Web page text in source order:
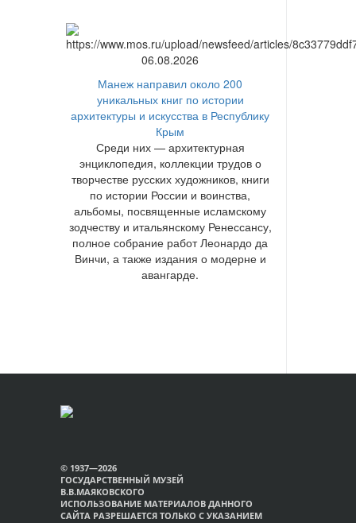
06.08.2026
Манеж направил около 200
уникальных книг по истории
архитектуры и искусства в Республику
Крым
Среди них — архитектурная
энциклопедия, коллекции трудов о
творчестве русских художников, книги
по истории России и воинства,
альбомы, посвященные исламскому
зодчеству и итальянскому Ренессансу,
полное собрание работ Леонардо да
Винчи, а также издания о модерне и
авангарде.
© 1937—2026
ГОСУДАРСТВЕННЫЙ МУЗЕЙ
В.В.МАЯКОВСКОГО
ИСПОЛЬЗОВАНИЕ МАТЕРИАЛОВ ДАННОГО
САЙТА РАЗРЕШАЕТСЯ ТОЛЬКО С УКАЗАНИЕМ